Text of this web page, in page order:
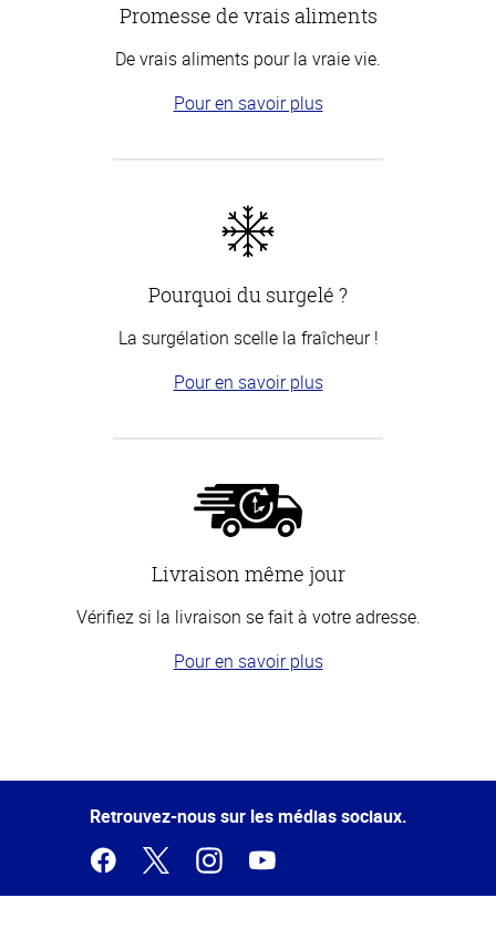
Promesse de vrais aliments
De vrais aliments pour la vraie vie.
Pour en savoir plus
Pourquoi du surgelé ?
La surgélation scelle la fraîcheur !
Pour en savoir plus
Livraison même jour
Vérifiez si la livraison se fait à votre adresse.
Pour en savoir plus
de la
Retrouvez-nous sur les médias sociaux.